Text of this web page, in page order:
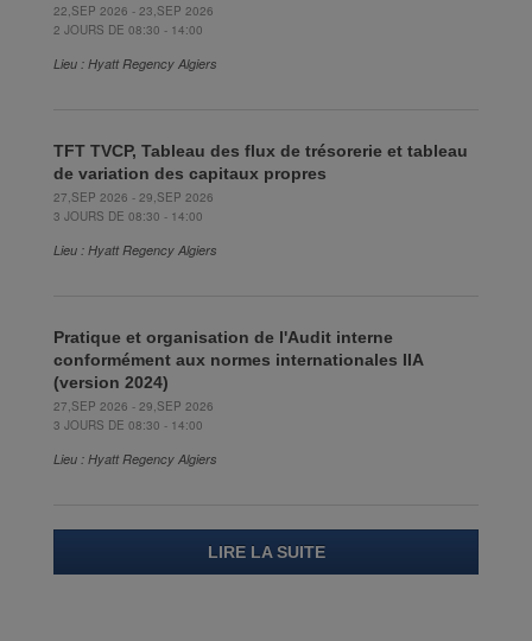
22,SEP 2026 - 23,SEP 2026
2 JOURS DE 08:30 - 14:00
Lieu : Hyatt Regency Algiers
TFT TVCP, Tableau des flux de trésorerie et tableau
de variation des capitaux propres
27,SEP 2026 - 29,SEP 2026
3 JOURS DE 08:30 - 14:00
Lieu : Hyatt Regency Algiers
Pratique et organisation de l'Audit interne
conformément aux normes internationales IIA
(version 2024)
27,SEP 2026 - 29,SEP 2026
3 JOURS DE 08:30 - 14:00
Lieu : Hyatt Regency Algiers
LIRE LA SUITE